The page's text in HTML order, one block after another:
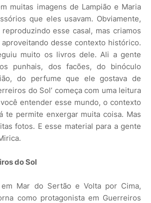
muitas imagens de Lampião e Maria
que eles usavam. Obviamente,
esse casal, mas criamos
desse contexto histórico.
muito os livros dele. Ali a gente
punhais, dos facões, do binóculo
do perfume que ele gostava de
do Sol’ começa com uma leitura
entender esse mundo, o contexto
te permite enxergar muita coisa. Mas
fotos. E esse material para a gente
do Sol
Mar do Sertão e Volta por Cima,
como protagonista em Guerreiros